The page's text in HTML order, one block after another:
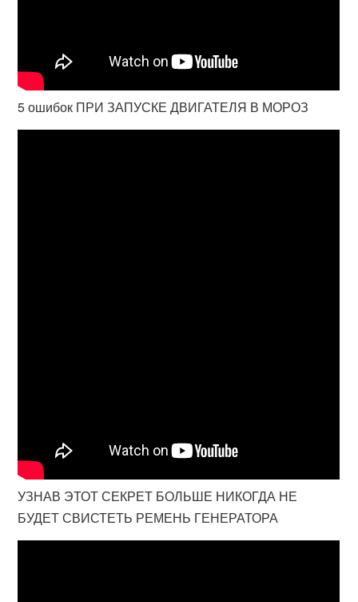
5 ошибок ПРИ ЗАПУСКЕ ДВИГАТЕЛЯ В МОРОЗ
УЗНАВ ЭТОТ СЕКРЕТ БОЛЬШЕ НИКОГДА НЕ
БУДЕТ СВИСТЕТЬ РЕМЕНЬ ГЕНЕРАТОРА